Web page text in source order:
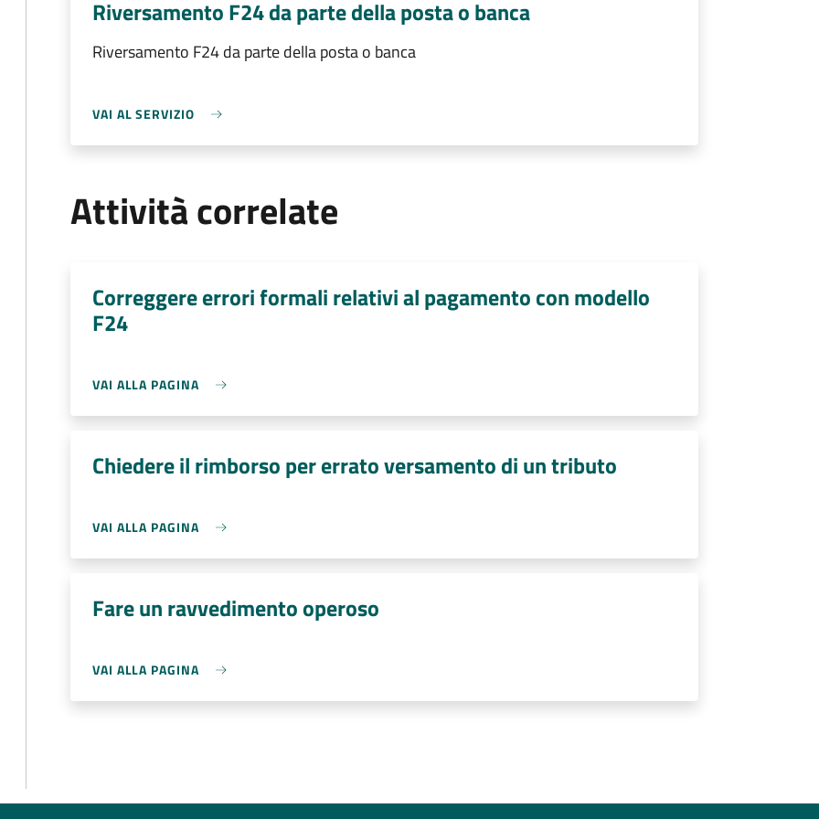
Riversamento F24 da parte della posta o banca
Riversamento F24 da parte della posta o banca
VAI AL SERVIZIO
Attività correlate
Correggere errori formali relativi al pagamento con modello
F24
VAI ALLA PAGINA
Chiedere il rimborso per errato versamento di un tributo
VAI ALLA PAGINA
Fare un ravvedimento operoso
VAI ALLA PAGINA